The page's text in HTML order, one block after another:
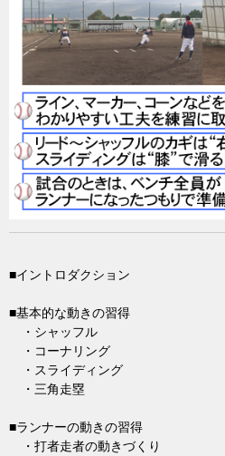
■イントロダクション
■基本的な動きの習得
・シャッフル
・コーナリング
・スライディング
・三角走塁
■ランナーの動きの習得
・打者走者の動きづくり